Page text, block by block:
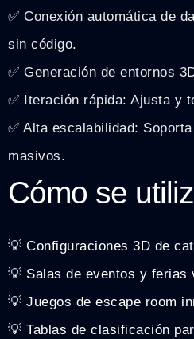
✅ Conexión automática de
sin código.
✅ Generación de entornos
✅ Iteración rápida: Ajusta y
✅ Alta escalabilidad:
masivos.
Cómo se
💡 Configuraciones 3D de
💡 Salas de eventos y ferias
💡 Juegos de escape room
💡 Tablas de clasificación